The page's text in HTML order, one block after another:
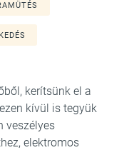
kerítsünk el a
kívül is tegyük
veszélyes
elektromos